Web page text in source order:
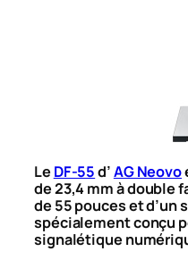
Le DF-55d’AG Neovo
de 23,4 mm à double
de 55 pouces et d’un
spécialement conçu
signalétique